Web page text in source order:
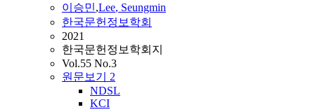
이승민,Lee, Seungmin
한국문헌정보학회
2021
한국문헌정보학회지
Vol.55 No.3
원문보기 2
NDSL
KCI